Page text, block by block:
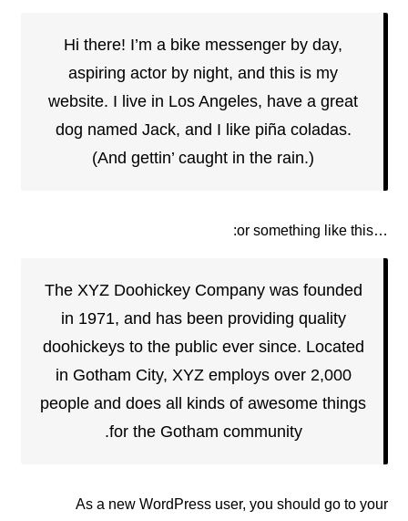
Hi there! I’m a bike messenger by day,
aspiring actor by night, and this is my
website. I live in Los Angeles, have a great
dog named Jack, and I like piña coladas.
(And gettin’ caught in the rain.)
…or something like this:
The XYZ Doohickey Company was founded
in 1971, and has been providing quality
doohickeys to the public ever since. Located
in Gotham City, XYZ employs over 2,000
people and does all kinds of awesome things
for the Gotham community.
As a new WordPress user, you should go to your